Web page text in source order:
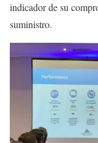
indicador de su
suministro.